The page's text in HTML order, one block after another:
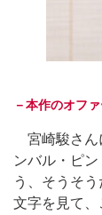
－本作のオフ
宮崎駿さん
ンバル・ピ
う、そうそ
文字を見て、